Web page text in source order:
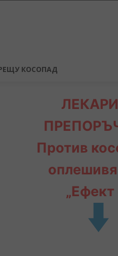
КОСОПАД
Против
„Ефект